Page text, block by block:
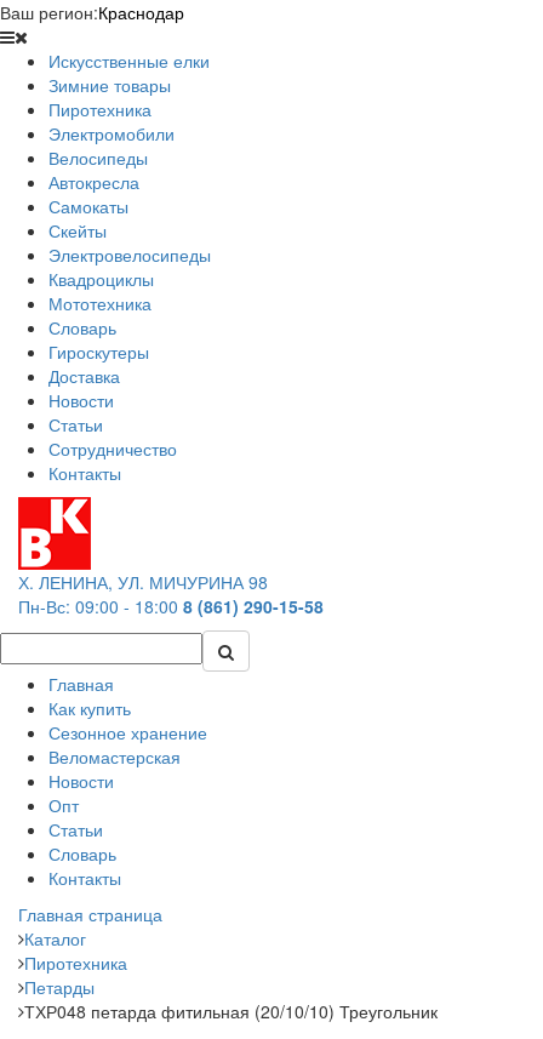
Ваш регион:Краснодар
Искусственные елки
Зимние товары
Пиротехника
Электромобили
Велосипеды
Автокресла
Самокаты
Скейты
Электровелосипеды
Квадроциклы
Мототехника
Словарь
Гироскутеры
Доставка
Новости
Статьи
Сотрудничество
Контакты
Х. ЛЕНИНА, УЛ. МИЧУРИНА 98
Пн-Вс: 09:00 - 18:00 8 (861) 290-15-58
Главная
Как купить
Сезонное хранение
Веломастерская
Новости
Опт
Статьи
Словарь
Контакты
Главная страница
Каталог
Пиротехника
Петарды
ТХР048 петарда фитильная (20/10/10) Треугольник